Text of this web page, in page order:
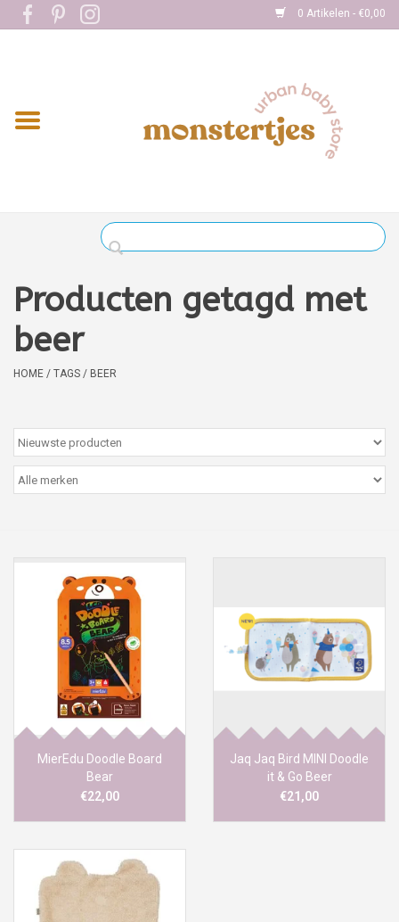
0 Artikelen - €0,00
Home
Kleding
Verzorging
Boekjes
kaartjes
Cadeaubon
Producten getagd met
beer
HOME / TAGS / BEER
MierEdu Doodle Board
Bear
€22,00
Jaq Jaq Bird MINI Doodle
it & Go Beer
€21,00